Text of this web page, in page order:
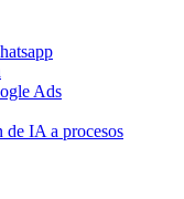
Ads
de IA a procesos